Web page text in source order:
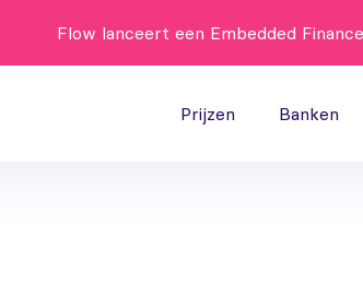
Flow lanceert een Embedded
Prijzen Banken